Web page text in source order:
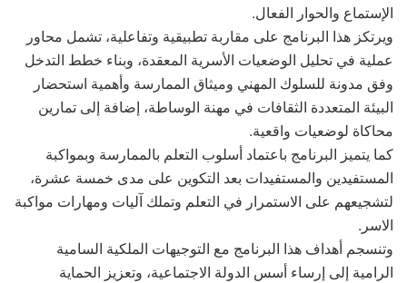
الإستماع والحوار الفعال.
ويرتكز هذا البرنامج على مقاربة تطبيقية وتفاعلية، تشمل محاور
عملية في تحليل الوضعيات الأسرية المعقدة، وبناء خطط التدخل
وفق مدونة للسلوك المهني وميثاق الممارسة وأهمية استحضار
البيئة المتعددة الثقافات في مهنة الوساطة، إضافة إلى تمارين
محاكاة لوضعيات واقعية.
كما يتميز البرنامج باعتماد أسلوب التعلم بالممارسة وبمواكبة
المستفيدين والمستفيدات بعد التكوين على مدى خمسة عشرة،
لتشجيعهم على الاستمرار في التعلم وتملك آليات ومهارات مواكبة
الاسر.
وتنسجم أهداف هذا البرنامج مع التوجيهات الملكية السامية
الرامية إلى إرساء أسس الدولة الاجتماعية، وتعزيز الحماية